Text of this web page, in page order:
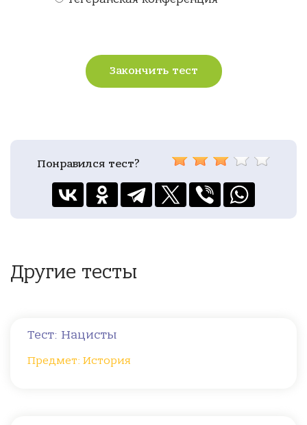
Закончить тест
Понравился тест?
Другие тесты
Тест: Нацисты
Предмет: История